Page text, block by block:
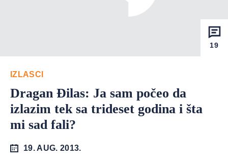
19
IZLASCI
Dragan Đilas: Ja sam počeo da
izlazim tek sa trideset godina i šta
mi sad fali?
19. AUG. 2013.